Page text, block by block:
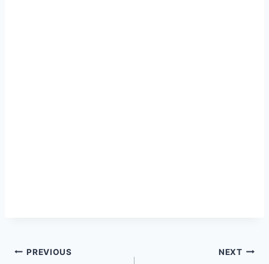
পোস্ট
PREVIOUS NEXT